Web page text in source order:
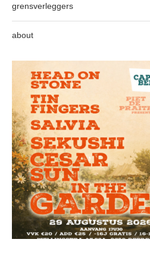
grensverleggers
about